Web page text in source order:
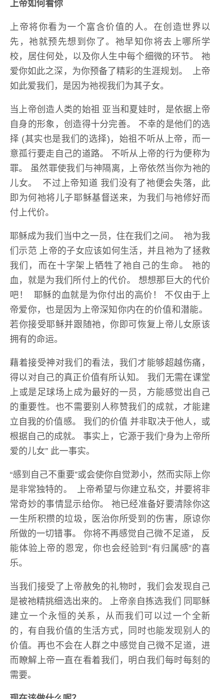
上帝如何看你
上帝将你看为一个富含价值的人。在创造世界以
先，祂就预先想到你了。祂早知你将去上哪所学
校，居住何处，以及你人生中每个细微的环节。 祂
爱你如此之深，为你预备了精彩的生涯规划。 上帝
如此爱我们，是因为祂视我们为其子女。
当上帝创造人类的始祖 亚当和夏娃时，是依据上帝
自身的形象，创造得十分完善。 不幸的是他们的选
择 (其实也是我们的选择)，始祖不听从上帝，而一
意孤行要走自己的道路。 不听从上帝的行为便称为
罪。 虽然罪使我们与神隔离，上帝依然当你为祂的
儿女。 不过上帝知道 我们没有了祂便会失落，此
即为何祂将儿子耶稣基督送来，为我们与祂修好而
付上代价。
耶稣成为我们当中之一员，住在我们之间。 祂为我
们示范 上帝的子女应该如何生活，并且祂为了拯救
我们，而在十字架上牺牲了祂自己的生命。 祂的
血，就是为我们所付上的代价。 想想那巨大的代价
吧！ 耶稣的血就是为你付出的高价！ 不仅由于上
帝爱你，也是因为上帝深知你内在的价值和潜能。
若你接受耶稣并跟随祂，你即可恢复上帝儿女原该
拥有的命运。
藉着接受神对我们的看法，我们才能够超越伤痛，
得以对自己的真正价值有所认知。 我们无需在课堂
上或是足球场上成为最好的一员，方能感觉出自己
的重要性。也不需要别人称赞我们的成就，才能建
立自我的价值感。 我们的价值 并非取决于他人，或
根据自己的成就。 事实上，它源于我们“身为上帝所
爱的儿女” 此一事实。
“感到自己不重要”或会使你自觉渺小，然而实际上你
是非常独特的。 上帝希望与你建立私交，并要将非
常奇妙的事情显示给你。 祂已经准备好要清除你这
一生所积攒的垃圾，医治你所受到的伤害，原谅你
所做的一切错事。 你将不再感觉自己微不足道， 反
能体验上帝的恩宠，你也会经验到“有归属感”的喜
乐。
当我们接受了上帝赦免的礼物时，我们会发现自己
是被祂精挑细选出来的。 上帝亲自拣选我们 同耶稣
建立一个永恒的关系，从而我们可以过一个全新
的，有自我价值的生活方式，同时也能发现别人的
价值。再也不会在人群之中感觉自己微不足道，进
而瞭解上帝一直在看着我们，明白我们每时每刻的
需要。